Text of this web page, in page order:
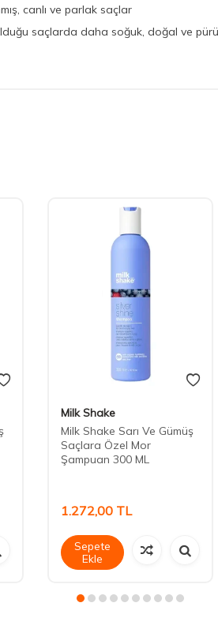
canlı ve parlak saçlar
saçlarda daha soğuk, doğal ve
Milk Shake
Milk Shake Sarı Ve Gümüş
Saçlara Özel Mor
Şampuan 300 ML
1.272,00 TL
Sepete
Ekle